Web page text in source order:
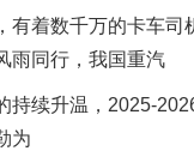
着数千万的卡车司
雨同行，我国重汽
升温，2025-2026
为